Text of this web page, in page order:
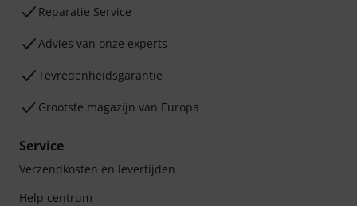
Reparatie Service
Advies van onze experts
Tevredenheidsgarantie
Grootste magazijn van Europa
Service
Verzendkosten en levertijden
Help centrum